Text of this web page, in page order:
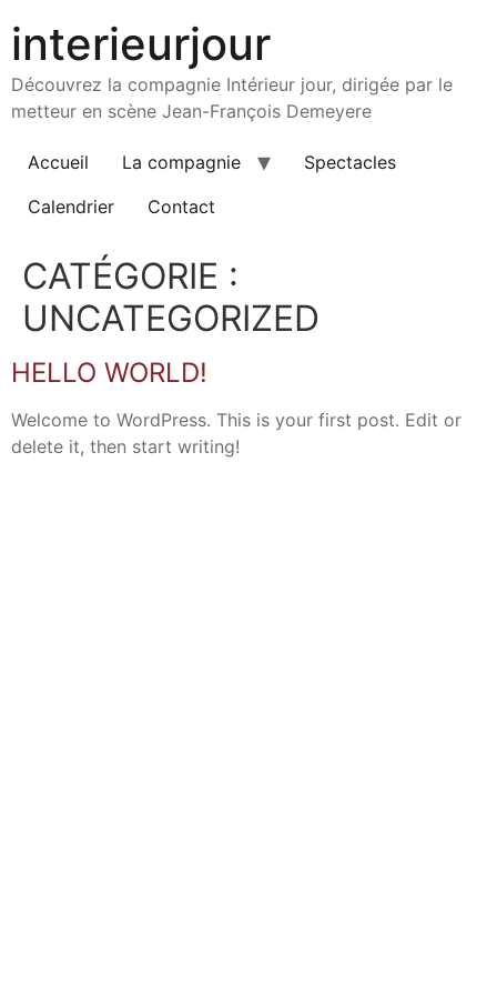
au
contenu
interieurjour
Découvrez la compagnie Intérieur jour, dirigée par le
metteur en scène Jean-François Demeyere
Accueil La compagnie
Spectacles
Calendrier
Contact
CATÉGORIE :
UNCATEGORIZED
HELLO WORLD!
Welcome to WordPress. This is your first post. Edit or
delete it, then start writing!